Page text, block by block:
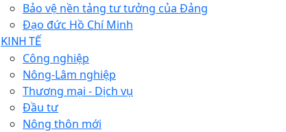
Bảo vệ nền tảng tư tưởng của Đảng
Đạo đức Hồ Chí Minh
KINH TẾ
Công nghiệp
Nông-Lâm nghiệp
Thương mại - Dịch vụ
Đầu tư
Nông thôn mới